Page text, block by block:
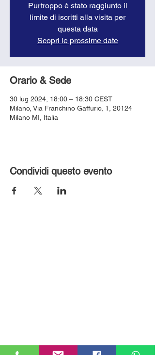
Purtroppo è stato raggiunto il
limite di iscritti alla visita per
questa data
Scopri le prossime date
Orario & Sede
30 lug 2024, 18:00 – 18:30 CEST
Milano, Via Franchino Gaffurio, 1, 20124
Milano MI, Italia
Condividi questo evento